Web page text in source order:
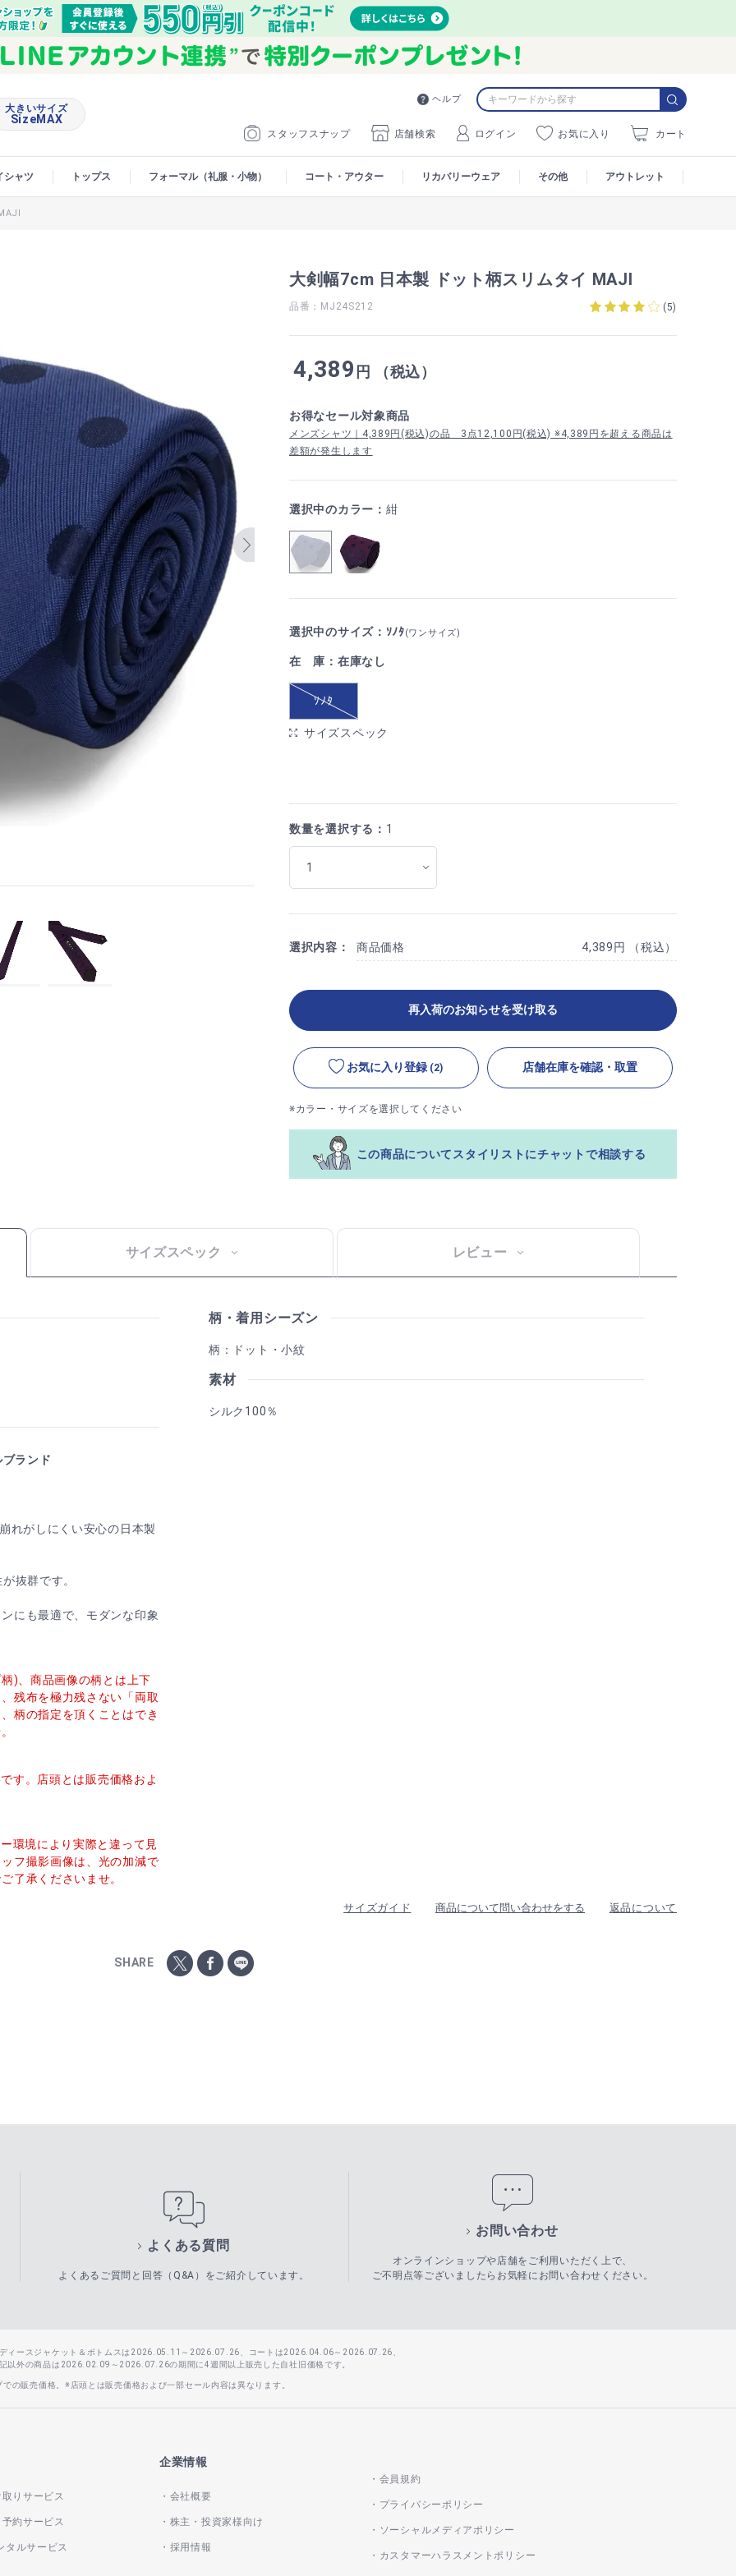
ヘルプ
スタッフスナップ 店舗検索 ログイン お気に入り カート
大きいサイズ
SizeMAX
シャツ トップス フォーマル（礼服・小物） コート・アウター リカバリーウェア その他 アウトレット
大剣幅7cm 日本製 ドット柄スリムタイ MAJI
品番：MJ24S212 (5)
4,389 円 （税込）
お得なセール対象商品
メンズシャツ｜4,389円(税込)の品 3点12,100円(税込) ※4,389円を超える商品は
差額が発生します
選択中のカラー： 紺
選択中のサイズ：ｿﾉﾀ(ワンサイズ)
在 庫：在庫なし
ｿﾉﾀ
サイズスペック
数量を選択する： 1
選択内容： 商品価格 4,389円 （税込）
再入荷のお知らせを受け取る
お気に入り登録 (2) 店舗在庫を確認・取置
※カラー・サイズを選択してください
この商品についてスタイリストにチャットで相談する
サイズスペック レビュー
ランド
れがしにくい安心の日本製
抜群です。
にも最適で、モダンな印象
)、商品画像の柄とは上下
残布を極力残さない「両取
柄の指定を頂くことはでき
す。店頭とは販売価格およ
環境により実際と違って見
フ撮影画像は、光の加減で
了承くださいませ。
柄・着用シーズン
柄：ドット・小紋
素材
シルク100％
サイズガイド 商品について問い合わせをする 返品について
SHARE
よくある質問
よくあるご質問と回答（Q&A）をご紹介しています。
お問い合わせ
オンラインショップや店舗をご利用いただく上で、
ご不明点等ございましたらお気軽にお問い合わせください。
ィースジャケット＆ボトムスは2026.05.11～2026.07.26、コートは2026.04.06～2026.07.26、
以外の商品は2026.02.09～2026.07.26の期間に4週間以上販売した自社旧価格です。
の販売価格。※店頭とは販売価格および一部セール内容は異なります。
りサービス
約サービス
タルサービス
企業情報
会社概要
株主・投資家様向け
採用情報
会員規約
プライバシーポリシー
ソーシャルメディアポリシー
カスタマーハラスメントポリシー